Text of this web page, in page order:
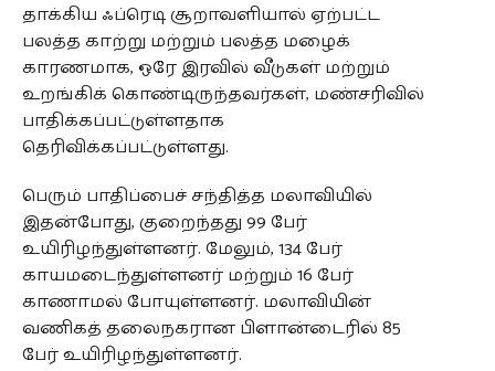
தாக்கிய ஃப்ரெடி சூறாவளியால் ஏற்பட்ட
பலத்த காற்று மற்றும் பலத்த மழைக்
காரணமாக, ஒரே இரவில் வீடுகள் மற்றும்
உறங்கிக் கொண்டிருந்தவர்கள், மண்சரிவில்
பாதிக்கப்பட்டுள்ளதாக
தெரிவிக்கப்பட்டுள்ளது.
பெரும் பாதிப்பைச் சந்தித்த மலாவியில்
இதன்போது, குறைந்தது 99 பேர்
உயிரிழந்துள்ளனர். மேலும், 134 பேர்
காயமடைந்துள்ளனர் மற்றும் 16 பேர்
காணாமல் போயுள்ளனர். மலாவியின்
வணிகத் தலைநகரான பிளான்டைரில் 85
பேர் உயிரிழந்துள்ளனர்.